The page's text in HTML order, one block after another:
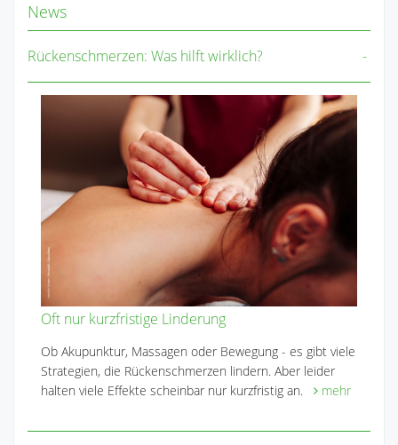
News
Rückenschmerzen: Was hilft wirklich?
Oft nur kurzfristige Linderung
Ob Akupunktur, Massagen oder Bewegung - es gibt viele
Strategien, die Rückenschmerzen lindern. Aber leider
halten viele Effekte scheinbar nur kurzfristig an.
mehr